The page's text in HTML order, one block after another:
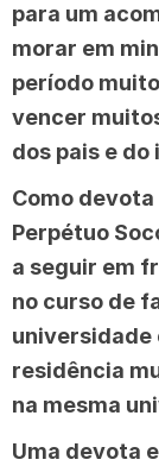
para um
morar em
período
vencer
dos pais e do
Como devota
Perpétuo
a seguir em
no curso de
universidade
residência
na mesma
Uma devota